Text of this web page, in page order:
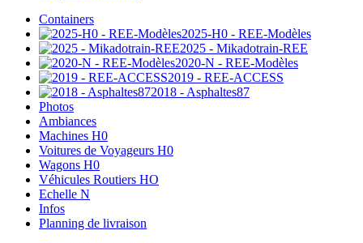
Containers
2025-H0 - REE-Modèles
2025 - Mikadotrain-REE
2020-N - REE-Modèles
2019 - REE-ACCESS
2018 - Asphaltes87
Photos
Ambiances
Machines H0
Voitures de Voyageurs H0
Wagons H0
Véhicules Routiers HO
Echelle N
Infos
Planning de livraison